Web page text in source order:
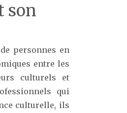
son
personnes en
entre les
culturels et
qui
culturelle, ils